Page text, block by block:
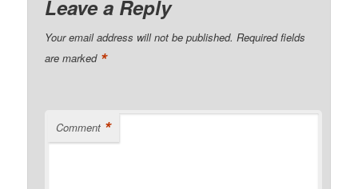
Leave a Reply
Your email address will not be published. Required fields
are marked *
Comment *